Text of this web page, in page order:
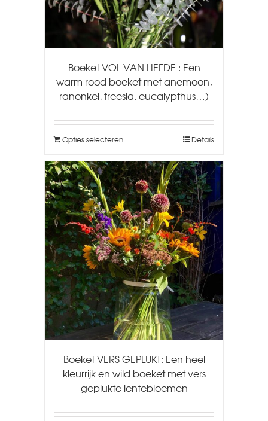
Boeket VOL VAN LIEFDE : Een
warm rood boeket met anemoon,
ranonkel, freesia, eucalypthus…)
Opties selecteren Details
Boeket VERS GEPLUKT: Een heel
kleurrijk en wild boeket met vers
geplukte lentebloemen